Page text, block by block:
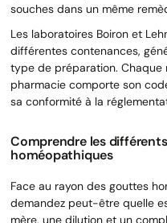
souches dans un même
Les laboratoires Boiron et
différentes contenances,
type de préparation.
pharmacie comporte son
sa conformité à la
Comprendre les
homéopathiques
Face au rayon des gouttes
demandez peut-être quelle
mère, une dilution et un